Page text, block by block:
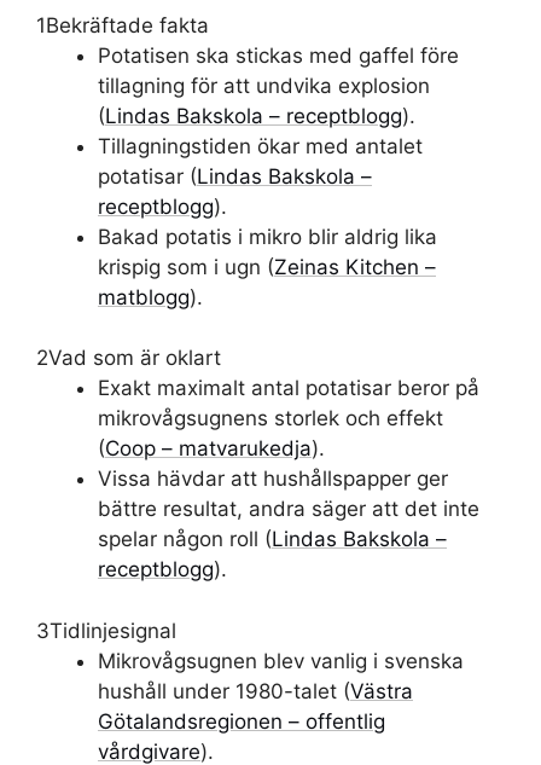
1Bekräftade fakta
Potatisen ska stickas med gaffel före
tillagning för att undvika explosion
(Lindas Bakskola – receptblogg).
Tillagningstiden ökar med antalet
potatisar (Lindas Bakskola –
receptblogg).
Bakad potatis i mikro blir aldrig lika
krispig som i ugn (Zeinas Kitchen –
matblogg).
2Vad som är oklart
Exakt maximalt antal potatisar beror på
mikrovågsugnens storlek och effekt
(Coop – matvarukedja).
Vissa hävdar att hushållspapper ger
bättre resultat, andra säger att det inte
spelar någon roll (Lindas Bakskola –
receptblogg).
3Tidlinjesignal
Mikrovågsugnen blev vanlig i svenska
hushåll under 1980-talet (Västra
Götalandsregionen – offentlig
vårdgivare).